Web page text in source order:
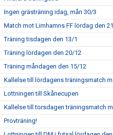
Ingen grästräning idag, mån 30/3
Match mot Limhamns FF lördag den
Träning tisdagen den 13/1
Träning lördagen den 20/12
Träning måndagen den 15/12
Kallelse till lördagens träningsmatch
Lottningen till Skånecupen
Kallelse till torsdagen träningsmatch
Provträning!